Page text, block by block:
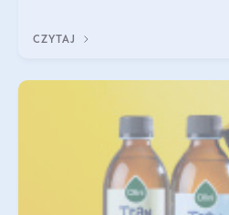
robić?
CZYTAJ